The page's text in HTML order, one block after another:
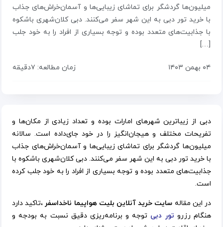
میلیون‌ها گردشگر برای تماشای زیبایی‌ها و آسمان‌خراش‌های جذاب
با خرید تور دبی به این شهر سفر می‌کنند. دبی کلان‌شهری باشکوه
با جذابیت‌های متعدد بوده و توجه بسیاری از افراد را به خود جلب
[…]
۰۴ بهمن ۱۴۰۳ زمان مطالعه: ۷دقیقه
دبی از زیباترین شهرهای امارات بوده و تعداد زیادی از مکان‌ها و
تفریحات مختلف و هیجان‌انگیز را در خود جای‌داده است. سالانه
میلیون‌ها گردشگر برای تماشای زیبایی‌ها و آسمان‌خراش‌های جذاب
با خرید تور دبی به این شهر سفر می‌کنند. دبی کلان‌شهری باشکوه با
جذابیت‌های متعدد بوده و توجه بسیاری از افراد را به خود جلب کرده
است.
در این مقاله سایت خرید آنلاین بلیت هواپیما ناخداسفر ،تاکید دارد
هنگام رزرو تور دبی توجه و برنامه‌ریزی دقیق نسبت به بودجه و